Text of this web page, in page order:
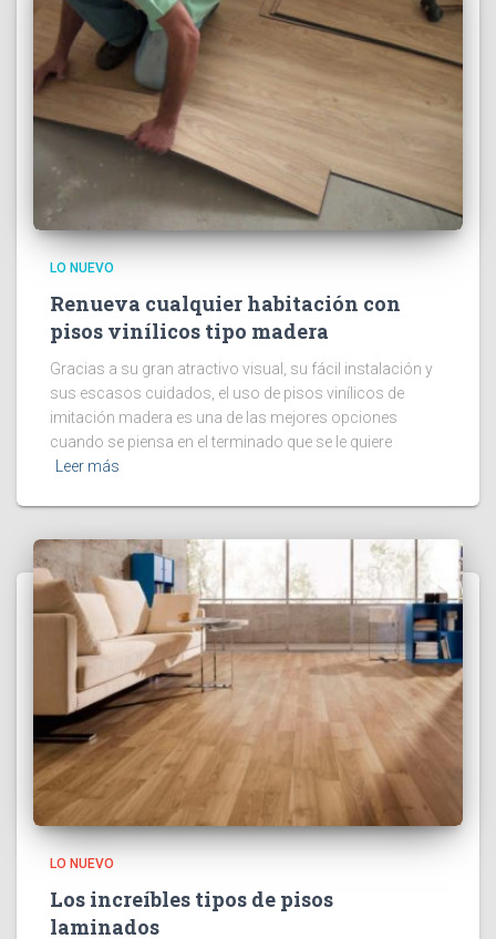
LO NUEVO
Renueva cualquier habitación con
pisos vinílicos tipo madera
Gracias a su gran atractivo visual, su fácil instalación y
sus escasos cuidados, el uso de pisos vinílicos de
imitación madera es una de las mejores opciones
cuando se piensa en el terminado que se le quiere
Leer más
LO NUEVO
Los increíbles tipos de pisos
laminados